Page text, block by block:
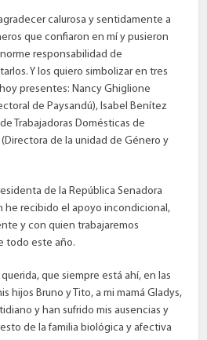
calurosa y sentidamente a
que confiaron en mí y pusieron
responsabilidad de
Y los quiero simbolizar en tres
presentes: Nancy Ghiglione
de Paysandú), Isabel Benítez
Trabajadoras Domésticas de
(Directora de la unidad de Género y
de la República Senadora
he recibido el apoyo incondicional,
y con quien trabajaremos
todo este año.
que siempre está ahí, en las
hijos Bruno y Tito, a mi mamá Gladys,
y han sufrido mis ausencias y
de la familia biológica y afectiva